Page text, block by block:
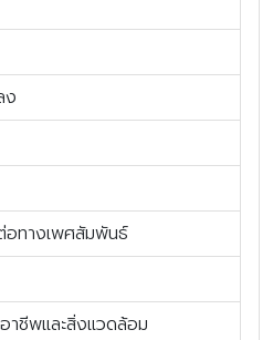
ง
อทางเพศสัมพันธ์
าชีพและสิ่งแวดล้อม